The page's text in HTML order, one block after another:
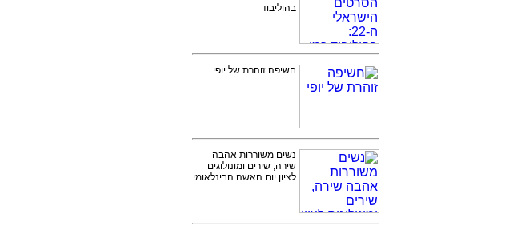
בהוליבוד
חשיפה זוהרת של יופי
נשים משוררות אהבה
שירה, שירים ומונולוגים
לציון יום האשה הבינלאומי